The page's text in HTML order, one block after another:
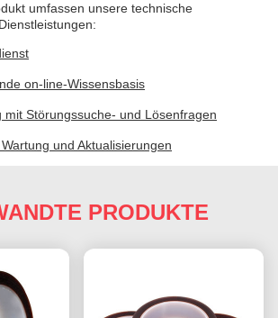
umfassen unsere technische
on-line-Wissensbasis
mit Störungssuche- und Lösenfragen
und Aktualisierungen
PRODUKTE